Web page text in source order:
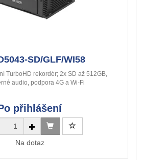
SD/GLF/WI58
TurboHD rekordér; 2x SD až 512GB,
audio, podpora 4G a Wi-Fi
přihlášení
Na dotaz